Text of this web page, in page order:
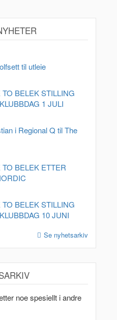
til utleie
TO BELEK STILLING
1 JULI
i Regional Q til The
TO BELEK ETTER
TO BELEK STILLING
10 JUNI
Se nyhetsarkiv
noe spesiellt i andre